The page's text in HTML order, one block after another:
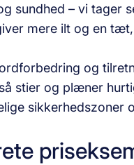
– vi tager
mere ilt og en
og
stier og plæner
sikkerhedszoner